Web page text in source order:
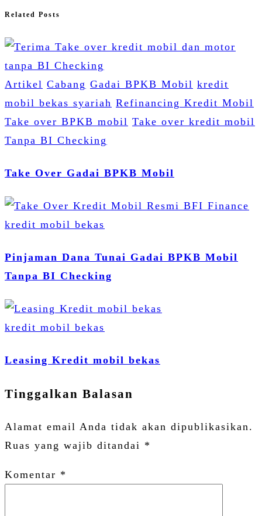
Related Posts
Artikel Cabang Gadai BPKB Mobil kredit
mobil bekas syariah Refinancing Kredit Mobil
Take over BPKB mobil Take over kredit mobil
Tanpa BI Checking
Take Over Gadai BPKB Mobil
kredit mobil bekas
Pinjaman Dana Tunai Gadai BPKB Mobil
Tanpa BI Checking
kredit mobil bekas
Leasing Kredit mobil bekas
Tinggalkan Balasan
Alamat email Anda tidak akan dipublikasikan.
Ruas yang wajib ditandai *
Komentar *